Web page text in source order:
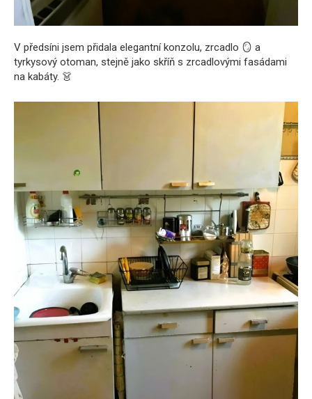
V předsíni jsem přidala elegantní konzolu, zrcadlo 🪞 a
tyrkysový otoman, stejně jako skříň s zrcadlovými fasádami
na kabáty. 👗